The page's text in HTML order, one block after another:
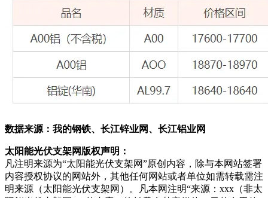
数据来源：我的钢铁、长江锌业网、长江铝业网
太阳能光伏支架网版权声明：
凡注明来源为“太阳能光伏支架网”原创内容，除与本网站签署
内容授权协议的网站外，其他任何网站或者单位如需转载需注
明来源（太阳能光伏支架网）。凡本网注明“来源：xxx（非太